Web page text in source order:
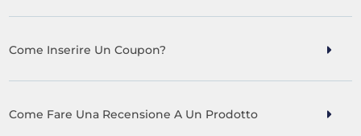
Come Inserire Un Coupon?
Come Fare Una Recensione A Un Prodotto